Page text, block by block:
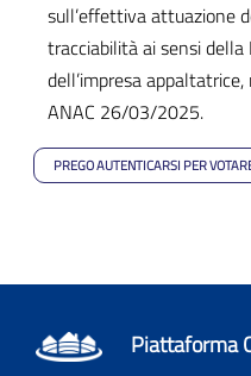
sull’effettiva attuazione
tracciabilità ai sensi
dell’impresa
ANAC 26/03/2025.
PREGO AUTENTICARSI PER
Piattaforma